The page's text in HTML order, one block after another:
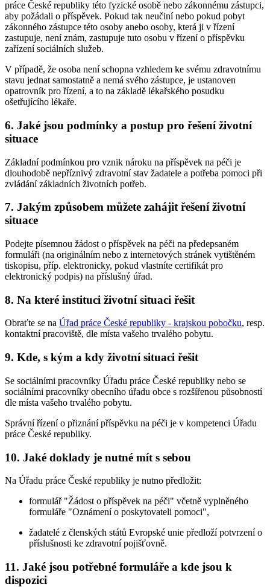
práce České republiky této fyzické osobě nebo zákonnému zástupci,
aby požádali o příspěvek. Pokud tak neučiní nebo pokud pobyt
zákonného zástupce této osoby anebo osoby, která ji v řízení
zastupuje, není znám, zastupuje tuto osobu v řízení o příspěvku
zařízení sociálních služeb.
V případě, že osoba není schopna vzhledem ke svému zdravotnímu
stavu jednat samostatně a nemá svého zástupce, je ustanoven
opatrovník pro řízení, a to na základě lékařského posudku
ošetřujícího lékaře.
6. Jaké jsou podmínky a postup pro řešení životní
situace
Základní podmínkou pro vznik nároku na příspěvek na péči je
dlouhodobě nepříznivý zdravotní stav žadatele a potřeba pomoci při
zvládání základních životních potřeb.
7. Jakým způsobem můžete zahájit řešení životní
situace
Podejte písemnou žádost o příspěvek na péči na předepsaném
formuláři (na originálním nebo z internetových stránek vytištěném
tiskopisu, příp. elektronicky, pokud vlastníte certifikát pro
elektronický podpis) na příslušný úřad.
8. Na které instituci životní situaci řešit
Obraťte se na Úřad práce České republiky - krajskou pobočku, resp.
kontaktní pracoviště, dle místa vašeho trvalého pobytu.
9. Kde, s kým a kdy životní situaci řešit
Se sociálními pracovníky Úřadu práce České republiky nebo se
sociálními pracovníky obecního úřadu obce s rozšířenou působností
dle místa vašeho trvalého pobytu.
Správní řízení o přiznání příspěvku na péči je v kompetenci Úřadu
práce České republiky.
10. Jaké doklady je nutné mít s sebou
Na Úřadu práce České republiky je nutno předložit:
formulář "Žádost o příspěvek na péči" včetně vyplněného
formuláře "Oznámení o poskytovateli pomoci",
žadatelé z členských států Evropské unie předloží potvrzení o
příslušnosti ke zdravotní pojišťovně.
11. Jaké jsou potřebné formuláře a kde jsou k
dispozici